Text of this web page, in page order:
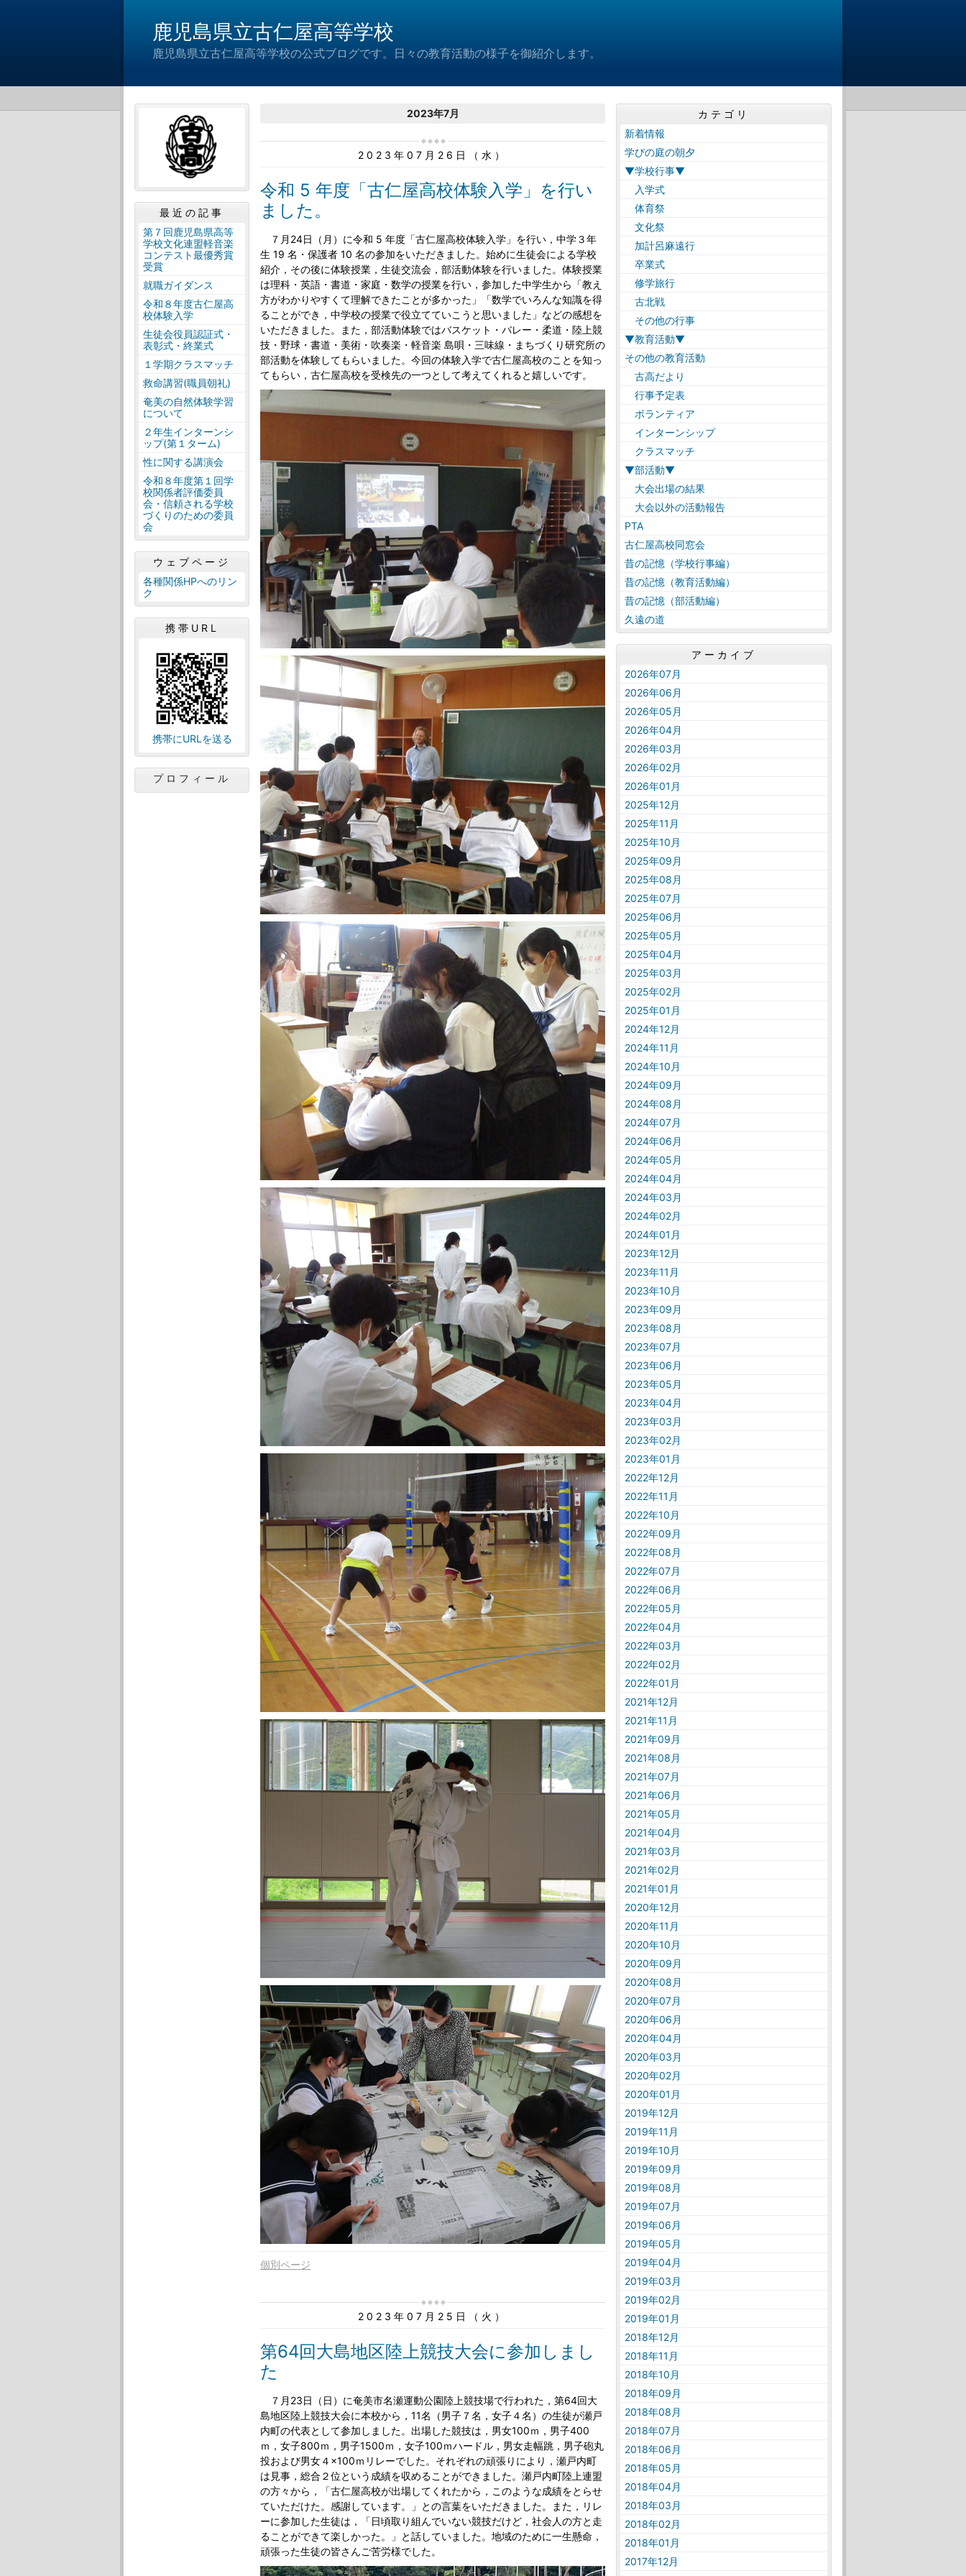
鹿児島県立古仁屋高等学校
鹿児島県立古仁屋高等学校の公式ブログです。日々の教育活動の様子を御紹介します。
2023年7月
2023年07月26日（水）
令和 5 年度「古仁屋高校体験入学」を行い
ました。
７月24日（月）に令和 5 年度「古仁屋高校体験入学」を行い，中学３年
生 19 名・保護者 10 名の参加をいただきました。始めに生徒会による学校
紹介，その後に体験授業，生徒交流会，部活動体験を行いました。体験授業
は理科・英語・書道・家庭・数学の授業を行い，参加した中学生から「教え
方がわかりやすくて理解できたことが多かった」「数学でいろんな知識を得
ることができ，中学校の授業で役立てていこうと思いました」などの感想を
いただきました。また，部活動体験ではバスケット・バレー・柔道・陸上競
技・野球・書道・美術・吹奏楽・軽音楽 島唄・三味線・まちづくり研究所の
部活動を体験してもらいました。今回の体験入学で古仁屋高校のことを知っ
てもらい，古仁屋高校を受検先の一つとして考えてくれると嬉しいです。
個別ページ
2023年07月25日（火）
第64回大島地区陸上競技大会に参加しまし
た
７月23日（日）に奄美市名瀬運動公園陸上競技場で行われた，第64回大
島地区陸上競技大会に本校から，11名（男子７名，女子４名）の生徒が瀬戸
内町の代表として参加しました。出場した競技は，男女100ｍ，男子400
ｍ，女子800ｍ，男子1500ｍ，女子100ｍハードル，男女走幅跳，男子砲丸
投および男女４×100ｍリレーでした。それぞれの頑張りにより，瀬戸内町
は見事，総合２位という成績を収めることができました。瀬戸内町陸上連盟
の方々から，「古仁屋高校が出場してくれたから，このような成績をとらせ
ていただけた。感謝しています。」との言葉をいただきました。また，リレ
ーに参加した生徒は，「日頃取り組んでいない競技だけど，社会人の方と走
ることができて楽しかった。」と話していました。地域のために一生懸命，
頑張った生徒の皆さんご苦労様でした。
最近の記事
第７回鹿児島県高等
学校文化連盟軽音楽
コンテスト最優秀賞
受賞
就職ガイダンス
令和８年度古仁屋高
校体験入学
生徒会役員認証式・
表彰式・終業式
１学期クラスマッチ
救命講習(職員朝礼)
奄美の自然体験学習
について
２年生インターンシ
ップ(第１ターム)
性に関する講演会
令和８年度第１回学
校関係者評価委員
会・信頼される学校
づくりのための委員
会
ウェブページ
各種関係HPへのリン
ク
携帯URL
携帯にURLを送る
プロフィール
カテゴリ
新着情報
学びの庭の朝夕
▼学校行事▼
入学式
体育祭
文化祭
加計呂麻遠行
卒業式
修学旅行
古北戦
その他の行事
▼教育活動▼
その他の教育活動
古高だより
行事予定表
ボランティア
インターンシップ
クラスマッチ
▼部活動▼
大会出場の結果
大会以外の活動報告
PTA
古仁屋高校同窓会
昔の記憶（学校行事編）
昔の記憶（教育活動編）
昔の記憶（部活動編）
久遠の道
アーカイブ
2026年07月
2026年06月
2026年05月
2026年04月
2026年03月
2026年02月
2026年01月
2025年12月
2025年11月
2025年10月
2025年09月
2025年08月
2025年07月
2025年06月
2025年05月
2025年04月
2025年03月
2025年02月
2025年01月
2024年12月
2024年11月
2024年10月
2024年09月
2024年08月
2024年07月
2024年06月
2024年05月
2024年04月
2024年03月
2024年02月
2024年01月
2023年12月
2023年11月
2023年10月
2023年09月
2023年08月
2023年07月
2023年06月
2023年05月
2023年04月
2023年03月
2023年02月
2023年01月
2022年12月
2022年11月
2022年10月
2022年09月
2022年08月
2022年07月
2022年06月
2022年05月
2022年04月
2022年03月
2022年02月
2022年01月
2021年12月
2021年11月
2021年09月
2021年08月
2021年07月
2021年06月
2021年05月
2021年04月
2021年03月
2021年02月
2021年01月
2020年12月
2020年11月
2020年10月
2020年09月
2020年08月
2020年07月
2020年06月
2020年04月
2020年03月
2020年02月
2020年01月
2019年12月
2019年11月
2019年10月
2019年09月
2019年08月
2019年07月
2019年06月
2019年05月
2019年04月
2019年03月
2019年02月
2019年01月
2018年12月
2018年11月
2018年10月
2018年09月
2018年08月
2018年07月
2018年06月
2018年05月
2018年04月
2018年03月
2018年02月
2018年01月
2017年12月